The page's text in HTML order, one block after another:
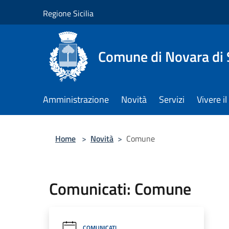
Regione Sicilia
Comune di Novara di
Amministrazione Novità Servizi Vivere
Home > Novità > Comune
Comunicati: Comune